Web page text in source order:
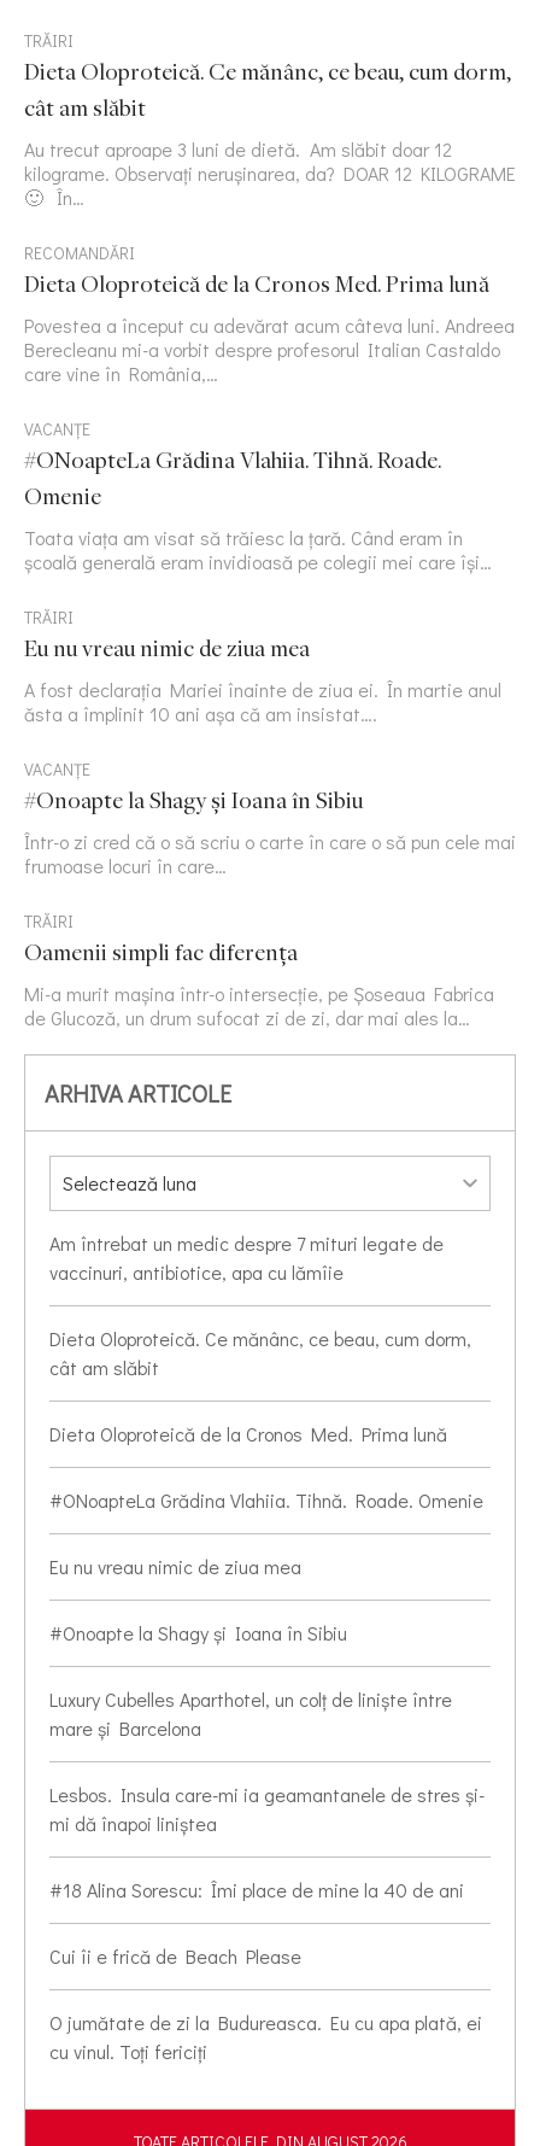
TRĂIRI
Dieta Oloproteică. Ce mănânc, ce beau, cum dorm,
cât am slăbit
Au trecut aproape 3 luni de dietă. Am slăbit doar 12
kilograme. Observați nerușinarea, da? DOAR 12 KILOGRAME
🙂 În…
RECOMANDĂRI
Dieta Oloproteică de la Cronos Med. Prima lună
Povestea a început cu adevărat acum câteva luni. Andreea
Berecleanu mi-a vorbit despre profesorul Italian Castaldo
care vine în România,…
VACANȚE
#ONoapteLa Grădina Vlahiia. Tihnă. Roade.
Omenie
Toata viața am visat să trăiesc la țară. Când eram în
școală generală eram invidioasă pe colegii mei care își…
TRĂIRI
Eu nu vreau nimic de ziua mea
A fost declarația Mariei înainte de ziua ei. În martie anul
ăsta a împlinit 10 ani așa că am insistat….
VACANȚE
#Onoapte la Shagy și Ioana în Sibiu
Într-o zi cred că o să scriu o carte în care o să pun cele mai
frumoase locuri în care…
TRĂIRI
Oamenii simpli fac diferența
Mi-a murit mașina într-o intersecție, pe Șoseaua Fabrica
de Glucoză, un drum sufocat zi de zi, dar mai ales la…
ARHIVA ARTICOLE
Am întrebat un medic despre 7 mituri legate de
vaccinuri, antibiotice, apa cu lămîie
Dieta Oloproteică. Ce mănânc, ce beau, cum dorm,
cât am slăbit
Dieta Oloproteică de la Cronos Med. Prima lună
#ONoapteLa Grădina Vlahiia. Tihnă. Roade. Omenie
Eu nu vreau nimic de ziua mea
#Onoapte la Shagy și Ioana în Sibiu
Luxury Cubelles Aparthotel, un colț de liniște între
mare și Barcelona
Lesbos. Insula care-mi ia geamantanele de stres și-
mi dă înapoi liniștea
#18 Alina Sorescu: Îmi place de mine la 40 de ani
Cui îi e frică de Beach Please
O jumătate de zi la Budureasca. Eu cu apa plată, ei
cu vinul. Toți fericiți